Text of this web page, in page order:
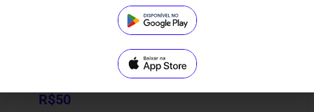
Rasteirinhas totalmente artesanais
Mimos de Deus
Nova Serrana - MG
R$50